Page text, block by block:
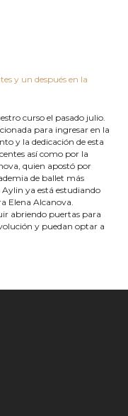
y un después en la
curso el pasado julio.
para ingresar en la
y la dedicación de esta
así como por la
quien apostó por
de ballet más
ya está estudiando
Elena Alcanova.
abriendo puertas para
y puedan optar a